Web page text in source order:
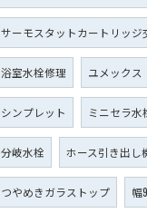
サーモスタットカートリッジ
浴室水栓修理 ユメックス
シンプレット ミニセラ水
分岐水栓 ホース引き出し
つやめきガラストップ 幅